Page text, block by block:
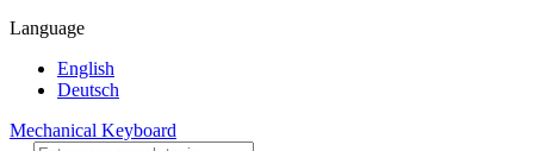
Language
English
Deutsch
Mechanical Keyboard